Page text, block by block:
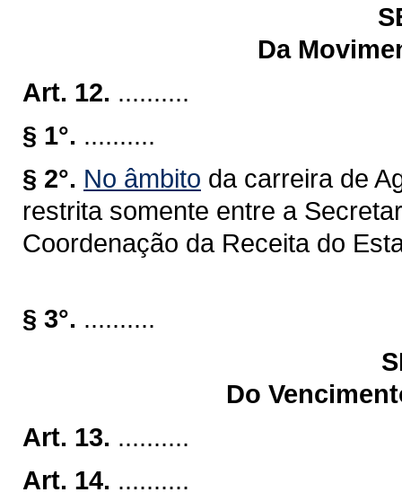
Da
Art. 12. ..........
§ 1°. ..........
§ 2°. No âmbito da carreira de
restrita somente entre a
Coordenação da Receita do
§ 3°. ..........
Do
Art. 13. ..........
Art. 14. ..........